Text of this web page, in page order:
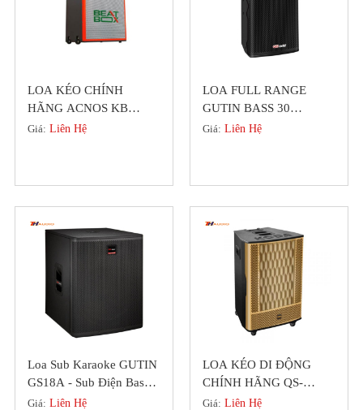
LOA KÉO CHÍNH
HÃNG ACNOS KB
BEATBOX KB41 (
Giá: Liên Hệ
LOA FULL RANGE
GUTIN BASS 30
GDL3512 MỚI NHẤT
Giá: Liên Hệ
Loa Sub Karaoke GUTIN
GS18A - Sub Điện Bass
50 Chính Hãng Đức
Giá: Liên Hệ
LOA KÉO DI ĐỘNG
CHÍNH HÃNG QS-
SERIES MỚI NHẤT 2022
Giá: Liên Hệ